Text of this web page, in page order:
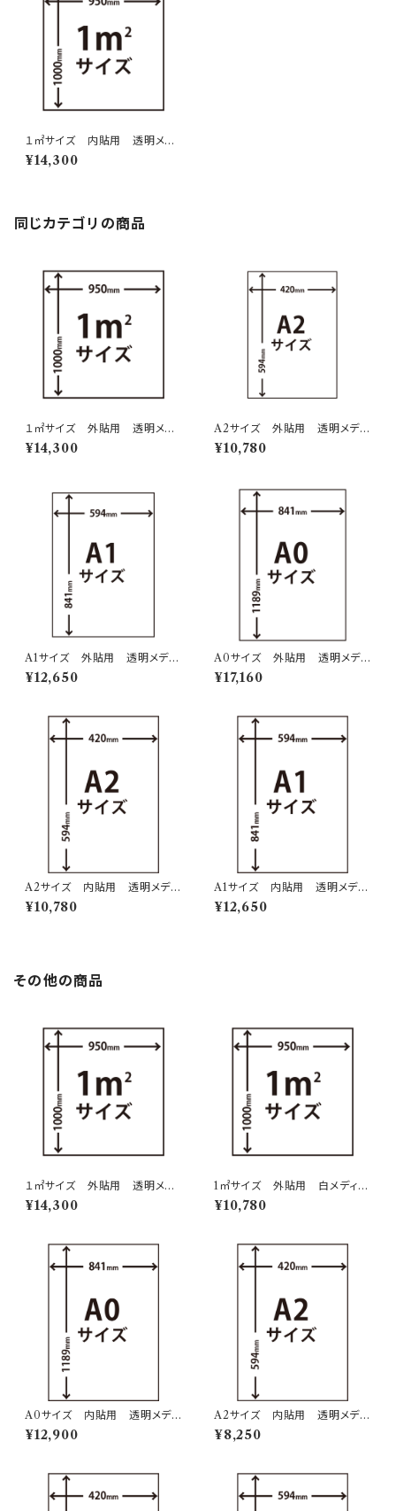
１㎡サイズ 内貼用 透明メデ
ィア 2層印刷
¥14,300
同じカテゴリの商品
１㎡サイズ 外貼用 透明メデ
ィア 2層印刷
¥14,300
A2サイズ 外貼用 透明メディ
ア ２層印刷
¥10,780
A1サイズ 外貼用 透明メディ
ア ２層印刷
¥12,650
A0サイズ 外貼用 透明メディ
ア ２層印刷
¥17,160
A2サイズ 内貼用 透明メディ
ア ２層印刷
¥10,780
A1サイズ 内貼用 透明メディ
ア ２層印刷
¥12,650
その他の商品
１㎡サイズ 外貼用 透明メデ
ィア 2層印刷
¥14,300
1㎡サイズ 外貼用 白メディ
ア １層印刷
¥10,780
A0サイズ 内貼用 透明メディ
ア １層印刷
¥12,900
A2サイズ 内貼用 透明メディ
ア １層印刷
¥8,250